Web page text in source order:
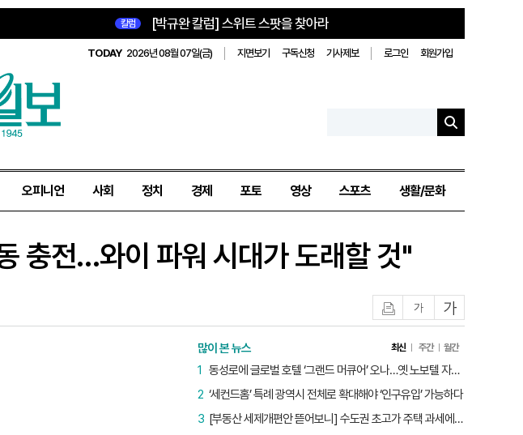
칼럼 [박규완 칼럼] 스위트 스팟을 찾아라
TODAY 2026년 08월 07일(금) 지면보기 구독신청 기사제보 로그인 회원가입
오피니언 사회 정치 경제 포토 영상 스포츠 생활/문화
충전…와이 파워 시대가 도래할 것"
글자작게글자크게
많이 본 뉴스 최신 주간 월간
동성로에 글로벌 호텔 ‘그랜드 머큐어’ 오나…옛 노보텔 자리 사무실 개설
1
‘세컨드홈’ 특례 광역시 전체로 확대해야 ‘인구유입’ 가능하다
2
[부동산 세제개편안 뜯어보니] 수도권 초고가 주택 과세에만 초점…침체된 지방 부동산 대책은 없다
3